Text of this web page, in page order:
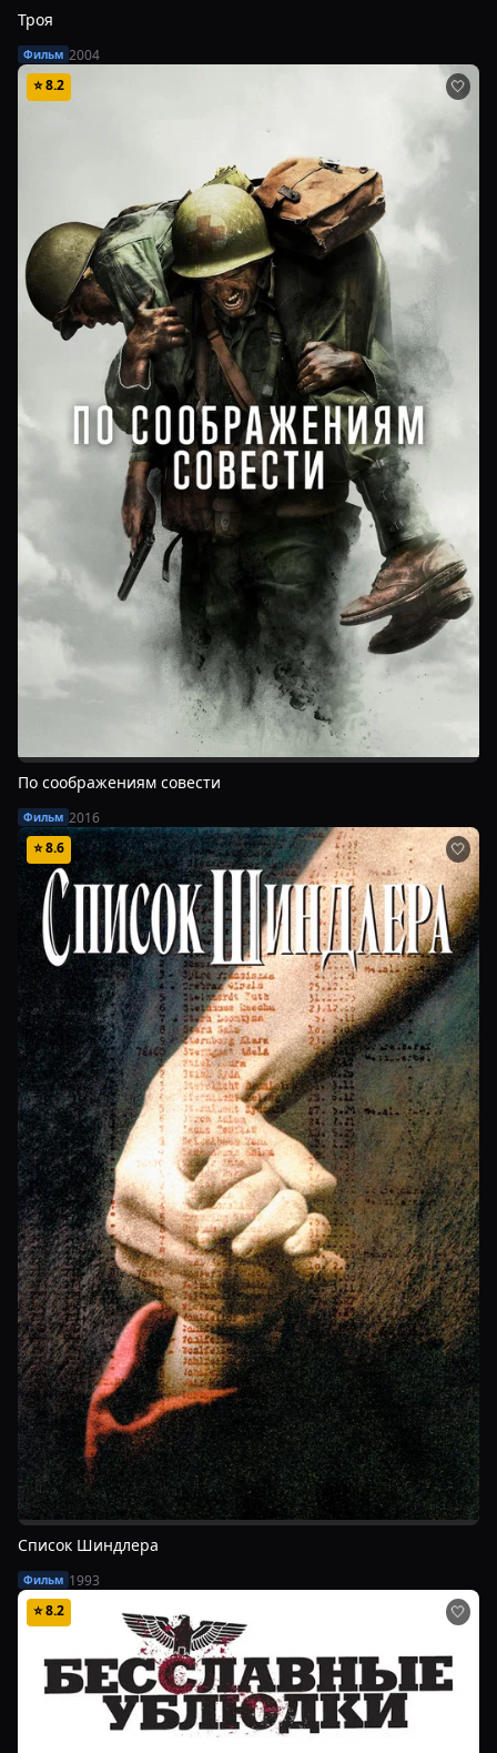
Троя
Фильм 2004
⭐8.2 🤍
По соображениям совести
Фильм 2016
⭐8.6 🤍
Список Шиндлера
Фильм 1993
⭐8.2 🤍